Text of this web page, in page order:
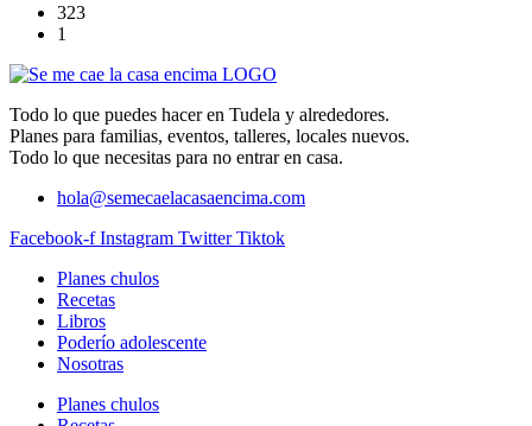
323
1
Todo lo que puedes hacer en Tudela y alrededores.
Planes para familias, eventos, talleres, locales nuevos.
Todo lo que necesitas para no entrar en casa.
hola@semecaelacasaencima.com
Facebook-f Instagram Twitter Tiktok
Planes chulos
Recetas
Libros
Poderío adolescente
Nosotras
Planes chulos